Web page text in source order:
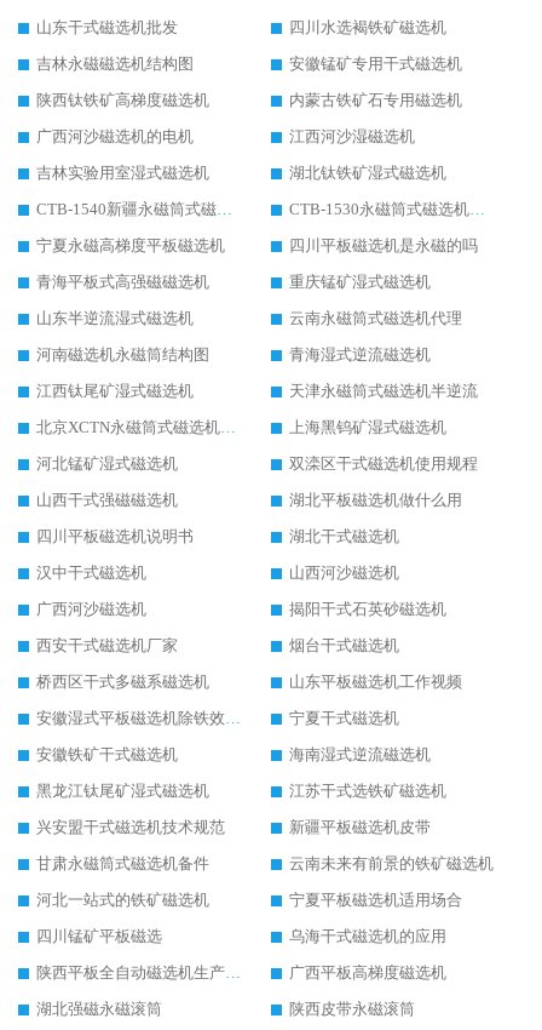
山东干式磁选机批发
四川水选褐铁矿磁选机
吉林永磁磁选机结构图
安徽锰矿专用干式磁选机
陕西钛铁矿高梯度磁选机
内蒙古铁矿石专用磁选机
广西河沙磁选机的电机
江西河沙湿磁选机
吉林实验用室湿式磁选机
湖北钛铁矿湿式磁选机
CTB-1540新疆永磁筒式磁选机
CTB-1530永磁筒式磁选机代理商
宁夏永磁高梯度平板磁选机
四川平板磁选机是永磁的吗
青海平板式高强磁磁选机
重庆锰矿湿式磁选机
山东半逆流湿式磁选机
云南永磁筒式磁选机代理
河南磁选机永磁筒结构图
青海湿式逆流磁选机
江西钛尾矿湿式磁选机
天津永磁筒式磁选机半逆流
北京XCTN永磁筒式磁选机磁块位置
上海黑钨矿湿式磁选机
河北锰矿湿式磁选机
双滦区干式磁选机使用规程
山西干式强磁磁选机
湖北平板磁选机做什么用
四川平板磁选机说明书
湖北干式磁选机
汉中干式磁选机
山西河沙磁选机
广西河沙磁选机
揭阳干式石英砂磁选机
西安干式磁选机厂家
烟台干式磁选机
桥西区干式多磁系磁选机
山东平板磁选机工作视频
安徽湿式平板磁选机除铁效果怎么样
宁夏干式磁选机
安徽铁矿干式磁选机
海南湿式逆流磁选机
黑龙江钛尾矿湿式磁选机
江苏干式选铁矿磁选机
兴安盟干式磁选机技术规范
新疆平板磁选机皮带
甘肃永磁筒式磁选机备件
云南未来有前景的铁矿磁选机
河北一站式的铁矿磁选机
宁夏平板磁选机适用场合
四川锰矿平板磁选
乌海干式磁选机的应用
陕西平板全自动磁选机生产厂家
广西平板高梯度磁选机
湖北强磁永磁滚筒
陕西皮带永磁滚筒